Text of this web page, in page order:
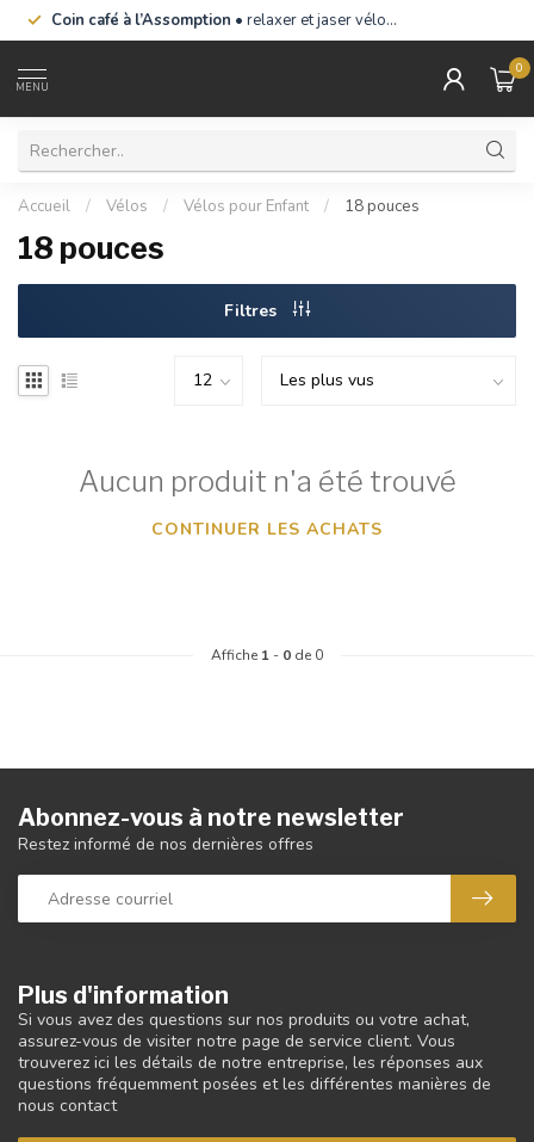
Coin café à l’Assomption • relaxer et jaser vélo…
MENU
0
Accueil / Vélos / Vélos pour Enfant / 18 pouces
18 pouces
Filtres
Aucun produit n'a été trouvé
CONTINUER LES ACHATS
Affiche 1 - 0 de 0
Plus d'information
Si vous avez des questions sur nos produits ou votre achat,
assurez-vous de visiter notre page de service client. Vous
trouverez ici les détails de notre entreprise, les réponses aux
questions fréquemment posées et les différentes manières de
nous contact
Abonnez-vous à notre newsletter
Restez informé de nos dernières offres